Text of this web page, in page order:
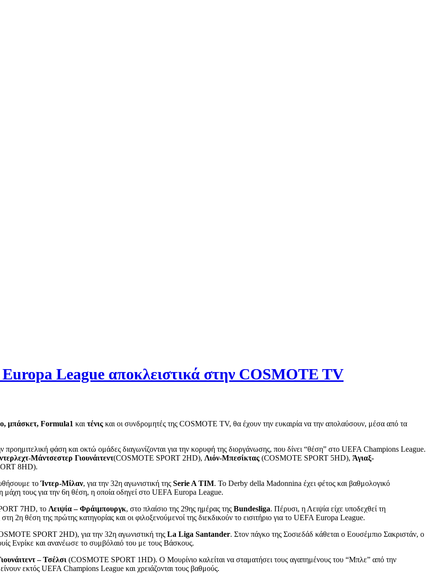
League αποκλειστικά στην COSMOTE TV
μπάσκετ, Formula1 και τένις και οι συνδρομητές της COSMOTE TV, θα έχουν την ευκαιρία να την απολαύσουν, μέσα από τα
προημιτελική φάση και οκτώ ομάδες διαγωνίζονται για την κορυφή της διοργάνωσης, που δίνει “θέση” στο UEFA Champions League.
Μάντσεστερ Γιουνάιτεντ(COSMOTE SPORT 2HD), Λιόν-Μπεσίκτας (COSMOTE SPORT 5HD), Άγιαξ-
8HD).
τοΊντερ-Μίλαν, για την 32η αγωνιστική της Serie A TIM. Το Derby della Madonnina έχει φέτος και βαθμολογικό
μάχη τους για την 6η θέση, η οποία οδηγεί στο UEFA Europa League.
7HD, το Λειψία – Φράιμπουργκ, στο πλαίσιο της 29ης ημέρας της Bundesliga. Πέρυσι, η Λειψία είχε υποδεχθεί τη
2η θέση της πρώτης κατηγορίας και οι φιλοξενούμενοί της διεκδικούν το εισιτήριο για το UEFA Europa League.
SPORT 2HD), για την 32η αγωνιστική της La Liga Santander. Στον πάγκο της Σοσιεδάδ κάθεται ο Εουσέμπιο Σακριστάν, ο
Ενρίκε και ανανέωσε το συμβόλαιό του με τους Βάσκους.
– Τσέλσι (COSMOTE SPORT 1HD). Ο Μουρίνιο καλείται να σταματήσει τους αγαπημένους του “Μπλε” από την
εκτός UEFA Champions League και χρειάζονται τους βαθμούς.